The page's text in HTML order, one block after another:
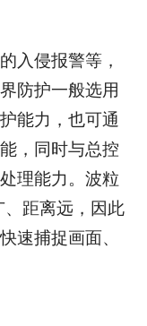
侵报警等，
防护一般选用
能力，也可通
，同时与总控
理能力。波粒
、距离远，因此
速捕捉画面、